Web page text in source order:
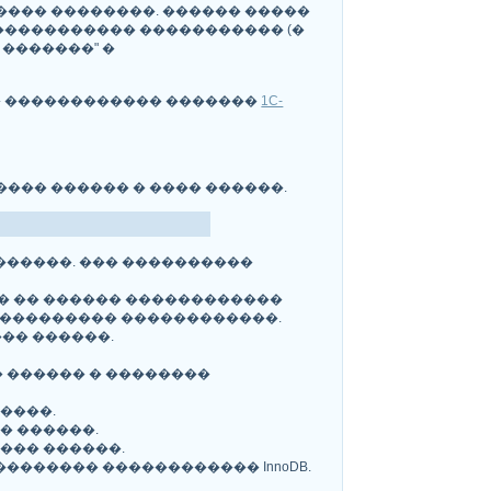
��������. ������ �����
����������� (�
�
������� 1C-
������ � ���� ������.
��� ����������
�� ������ ������������
������������.
������.
� ��������
������.
������.
������������ InnoDB.